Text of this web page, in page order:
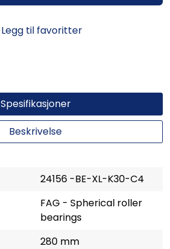
Legg til favoritter
Spesifikasjoner
Beskrivelse
24156 -BE-XL-K30-C4
FAG - Spherical roller
bearings
280 mm